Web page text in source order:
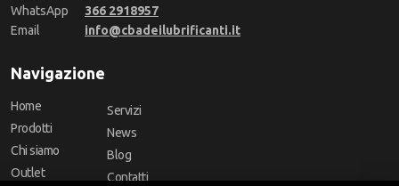
WhatsApp
366 2918957
Email
info@cbadeilubrificanti.it
Navigazione
Home
Prodotti
Chi siamo
Outlet
Servizi
News
Blog
Contatti